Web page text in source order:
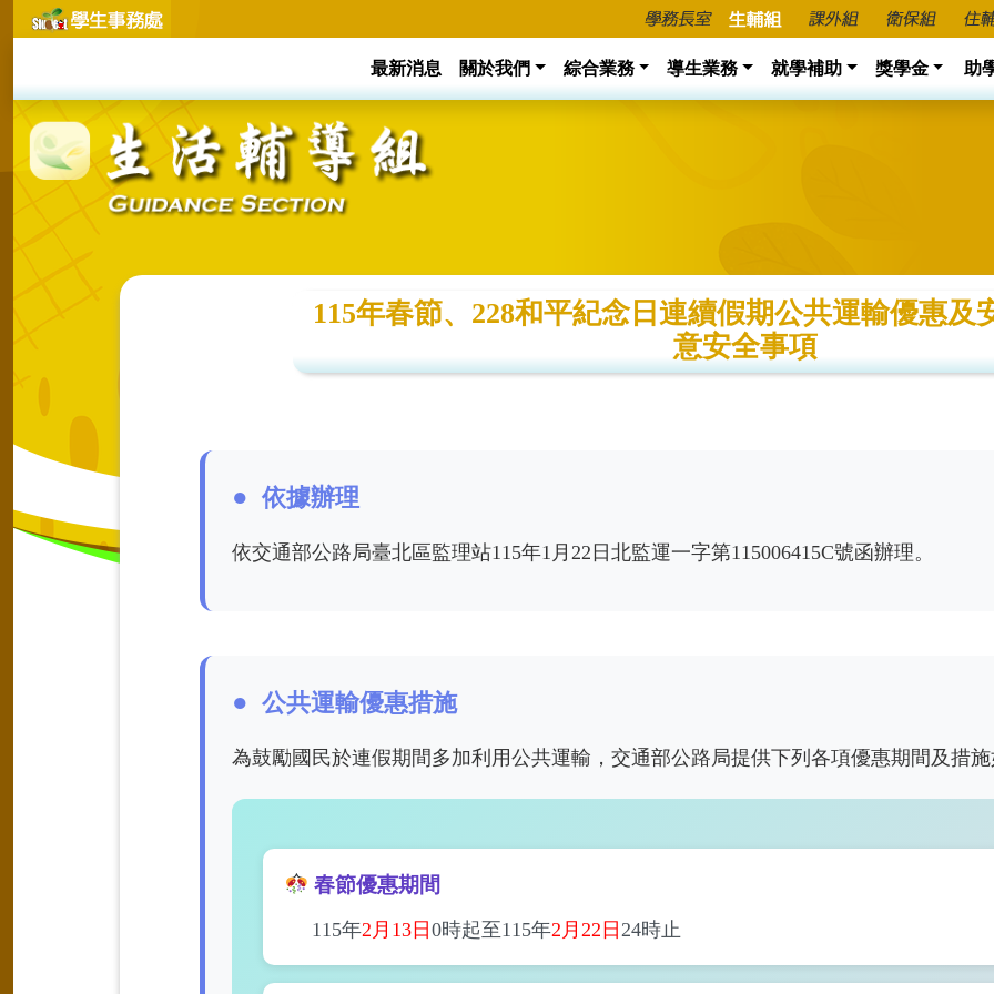
最新消息 關於我們 綜合業務 導生業務 就學補助 獎學金 助
115年春節、228和平紀念日連續假期公共運輸優惠及
意安全事項
依據辦理
依交通部公路局臺北區監理站115年1月22日北監運一字第115006415C號函辦理。
公共運輸優惠措施
為鼓勵國民於連假期間多加利用公共運輸，交通部公路局提供下列各項優惠期間及措
春節優惠期間
115年2月13日 0時起至115年2月22日 24時止